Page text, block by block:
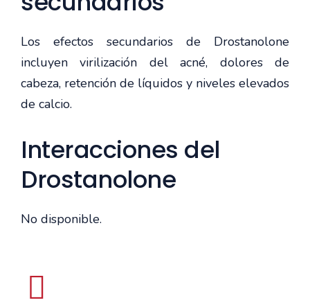
Los efectos secundarios de Drostanolone
incluyen virilización del acné, dolores de
cabeza, retención de líquidos y niveles elevados
de calcio.
Interacciones del
Drostanolone
No disponible.